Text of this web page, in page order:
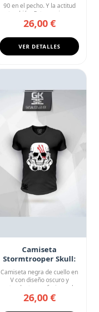
90 en el pecho. Y la actitud
también. Esta camise...
26,00 €
VER DETALLES
Camiseta
Stormtrooper Skull:
Dead Empire Star
Wars
Camiseta negra de cuello en
V con diseño oscuro y
contundente que fusiona el ...
26,00 €